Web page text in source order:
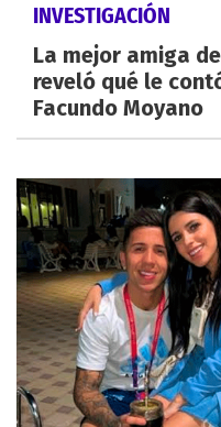
INVESTIGACIÓN
La mejor amiga
reveló qué le
Facundo Moyano